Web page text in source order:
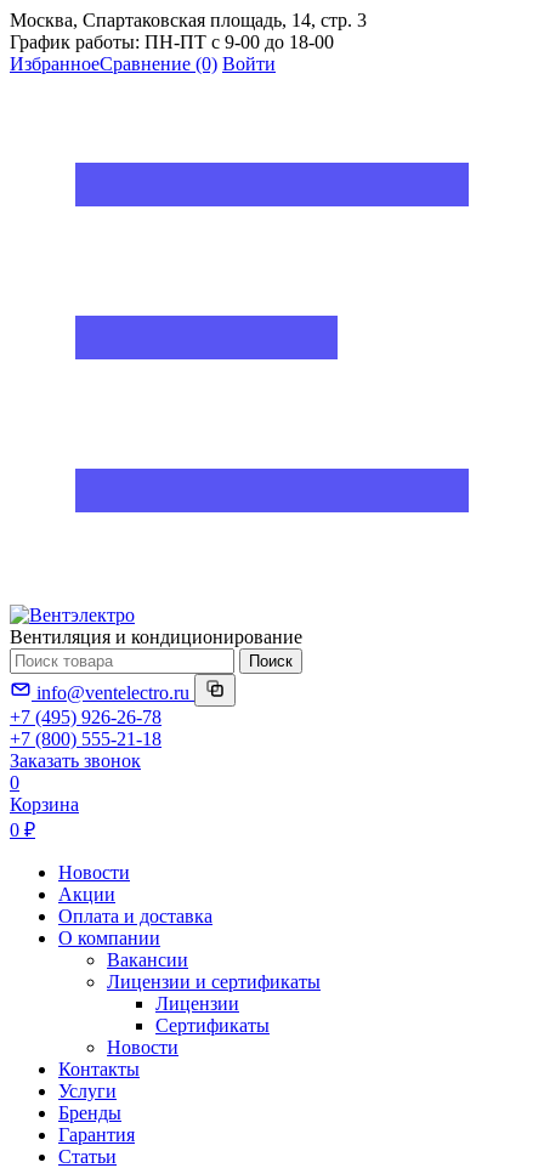
Москва, Спартаковская площадь, 14, стр. 3
График работы: ПН-ПТ с 9-00 до 18-00
ИзбранноеСравнение (0) Войти
Вентиляция и кондиционирование
Поиск
info@ventelectro.ru
+7 (495) 926-26-78
+7 (800) 555-21-18
Заказать звонок
0
Корзина
0 ₽
Новости
Акции
Оплата и доставка
О компании
Вакансии
Лицензии и сертификаты
Лицензии
Сертификаты
Новости
Контакты
Услуги
Бренды
Гарантия
Статьи